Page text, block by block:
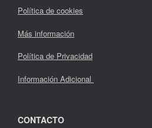
Política de cookies
Más información
Política de Privacidad
Información Adicional
CONTACTO